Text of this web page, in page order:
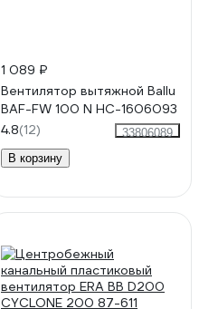
1 089 ₽
Вентилятор вытяжной Ballu
BAF-FW 100 N НС-1606093
4.8(12)
33806089
В корзину